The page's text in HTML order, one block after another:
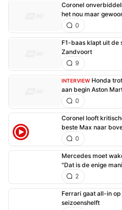
Coronel
het nou maar
0
F1-baas klapt uit de
Zandvoort
9
INTERVIEW Honda
aan begin Aston
0
Coronel looft
beste Max naar
0
Mercedes moet
"Dat is de enige
2
Ferrari gaat all-in
seizoenshelft